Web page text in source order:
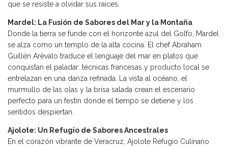
que se resiste a olvidar sus raíces.
Mardel: La Fusión de Sabores del Mar y la Montaña
Donde la tierra se funde con el horizonte azul del Golfo, Mardel
se alza como un templo de la alta cocina. El chef Abraham
Guillén Arévalo traduce el lenguaje del mar en platos que
conquistan el paladar: técnicas francesas y producto local se
entrelazan en una danza refinada. La vista al océano, el
murmullo de las olas y la brisa salada crean el escenario
perfecto para un festín donde el tiempo se detiene y los
sentidos despiertan.
Ajolote: Un Refugio de Sabores Ancestrales
En el corazón vibrante de Veracruz, Ajolote Refugio Culinario